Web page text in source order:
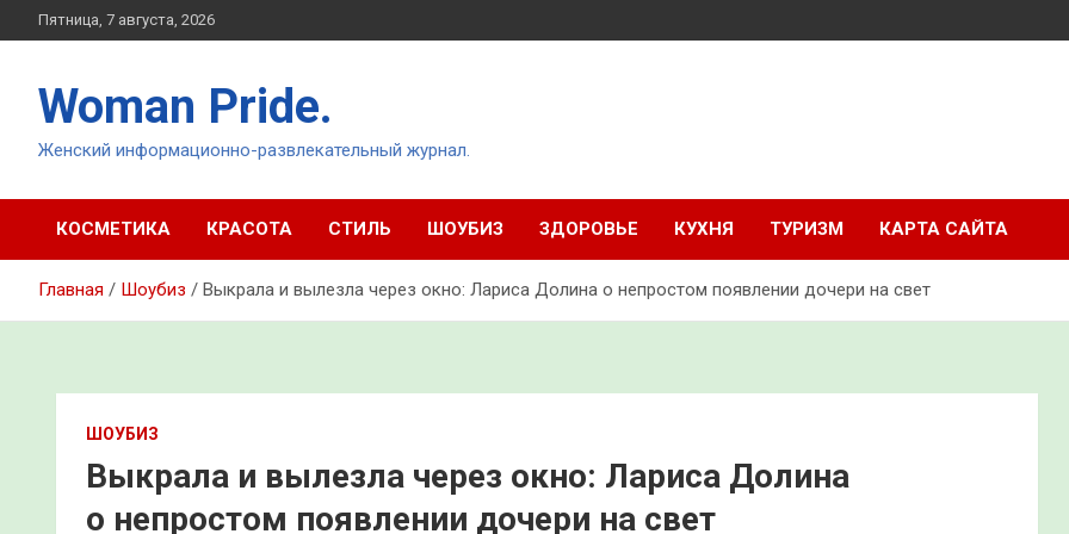
Перейти
к
Пятница, 7 августа, 2026
Woman Pride.
Женский информационно-развлекательный журнал.
КОСМЕТИКА КРАСОТА СТИЛЬ ШОУБИЗ ЗДОРОВЬЕ КУХНЯ ТУРИЗМ КАРТА САЙТА
Главная Шоубиз Выкрала и вылезла через окно: Лариса Долина о непростом появлении дочери на свет
ШОУБИЗ
Выкрала и вылезла через окно: Лариса Долина
о непростом появлении дочери на свет